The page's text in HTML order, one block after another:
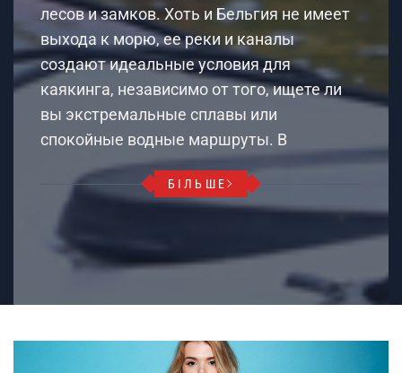
лесов и замков. Хоть и Бельгия не имеет
выхода к морю, ее реки и каналы
создают идеальные условия для
каякинга, независимо от того, ищете ли
вы экстремальные сплавы или
спокойные водные маршруты. В
БІЛЬШЕ